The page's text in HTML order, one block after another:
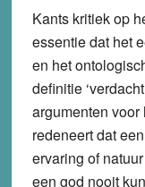
Kants kritiek op
essentie dat het
en het
definitie
argumenten
redeneert dat
ervaring of
een god nooit